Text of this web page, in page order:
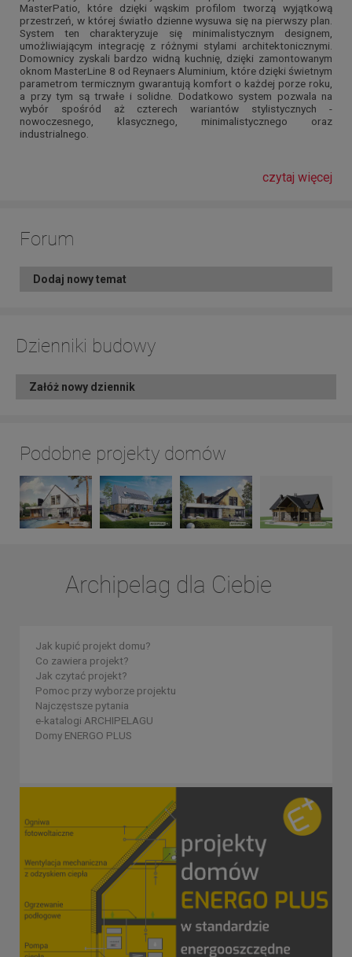
MasterPatio, które dzięki wąskim profilom tworzą wyjątkową
przestrzeń, w której światło dzienne wysuwa się na pierwszy plan.
System ten charakteryzuje się minimalistycznym designem,
umożliwiającym integrację z różnymi stylami architektonicznymi.
Domownicy zyskali bardzo widną kuchnię, dzięki zamontowanym
oknom MasterLine 8 od Reynaers Aluminium, które dzięki świetnym
parametrom termicznym gwarantują komfort o każdej porze roku,
a przy tym są trwałe i solidne. Dodatkowo system pozwala na
wybór spośród aż czterech wariantów stylistycznych -
nowoczesnego, klasycznego, minimalistycznego oraz
industrialnego.
czytaj więcej
Forum
Dodaj nowy temat
Dzienniki budowy
Załóż nowy dziennik
Podobne projekty domów
Archipelag dla Ciebie
Jak kupić projekt domu?
Co zawiera projekt?
Jak czytać projekt?
Pomoc przy wyborze projektu
Najczęstsze pytania
e-katalogi ARCHIPELAGU
Domy ENERGO PLUS